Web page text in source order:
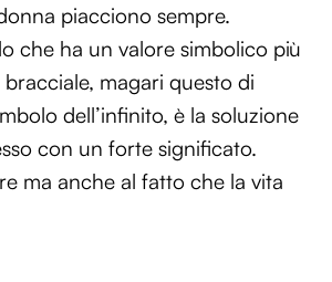
piacciono sempre.
che ha un valore simbolico più
magari questo di
dell’infinito, è la soluzione
con un forte significato.
ma anche al fatto che la vita